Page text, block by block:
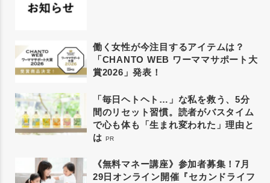
働く女性が今注目するアイテムは？
「CHANTO WEB ワーママサポート大
賞2026」発表！
「毎日ヘトヘト…」な私を救う、5分
間のリセット習慣。読者がバスタイム
で心も体も「生まれ変われた」理由と
は PR
《無料マネー講座》参加者募集！7月
29日オンライン開催『セカンドライフ